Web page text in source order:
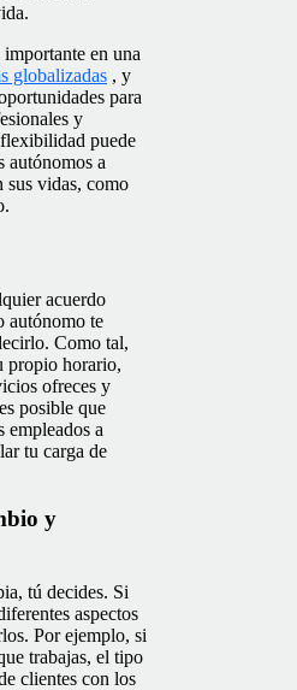
en una
globalizadas , y
para
y
puede
autónomos a
sus vidas, como
acuerdo
autónomo te
Como tal,
propio horario,
ofreces y
posible que
empleados a
tu carga de
y
tú decides. Si
aspectos
Por ejemplo, si
trabajas, el tipo
clientes con los